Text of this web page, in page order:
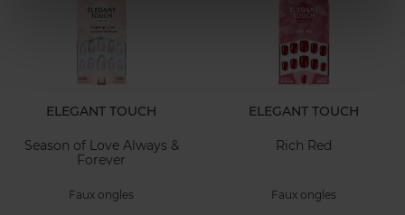
ELEGANT TOUCH
Season of Love Always &
Forever
Faux ongles
ELEGANT TOUCH
Rich Red
Faux ongles